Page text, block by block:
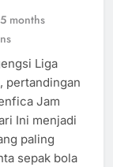
5 months
Liga
pertandingan
Jam
Ini menjadi
paling
sepak bola